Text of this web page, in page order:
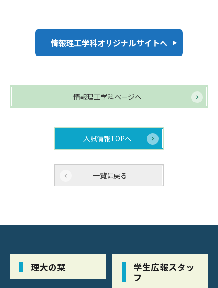
情報理工学科オリジナルサイトへ
情報理工学科ページへ
入試情報TOPへ
一覧に戻る
理大の栞
学生広報スタッ
フ